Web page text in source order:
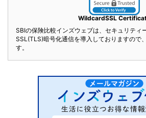
WildcardSSL
SBIの保険比較インズウェブは、セキュリティ
SSL(TLS)暗号化通信を導入しておりますので
す。